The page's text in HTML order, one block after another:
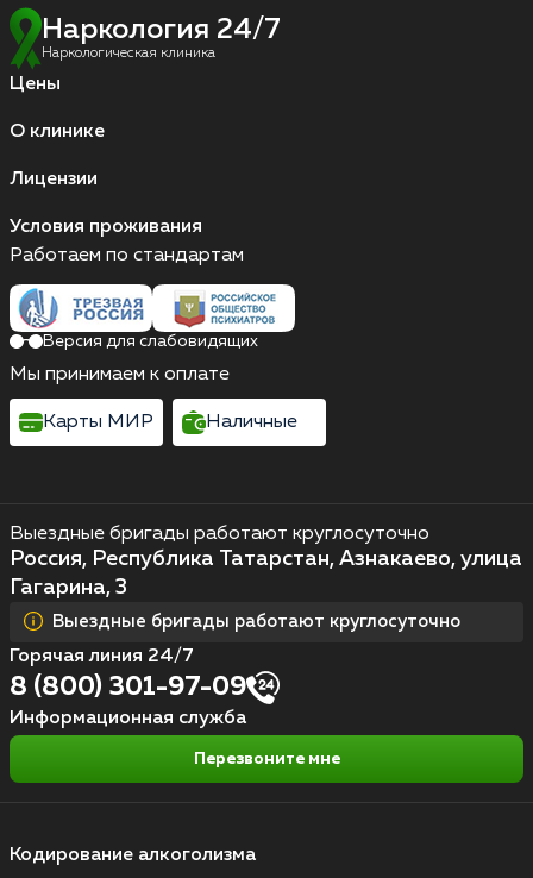
Наркология 24/7
Наркологическая клиника
Цены
О клинике
Лицензии
Условия проживания
Кодирование алкоголизма
Выездные бригады работают круглосуточно
Россия, Республика Татарстан, Азнакаево, улица
Гагарина, 3
Выездные бригады работают круглосуточно
Горячая линия 24/7
8 (800) 301-97-09
Информационная служба
Перезвоните мне
Работаем по стандартам
Версия для слабовидящих
Мы принимаем к оплате
Карты МИР Наличные